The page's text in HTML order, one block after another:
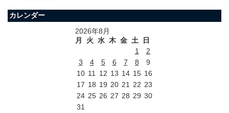
カレンダー
2026年8月
月
火 水 木 金 土
日
1
2
3
4 5 6 7 8
9
10 11 12 13 14 15 16
17 18 19 20 21 22 23
24 25 26 27 28 29 30
31